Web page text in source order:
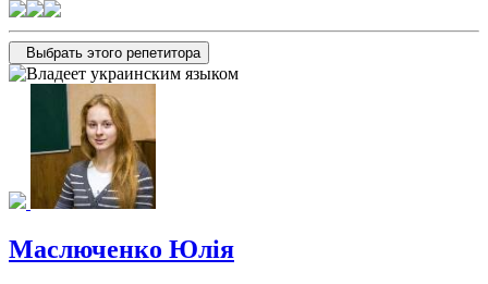
Выбрать этого репетитора
Маслюченко Юлія